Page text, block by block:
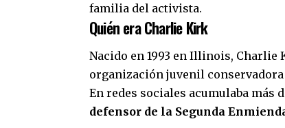
familia del activista.
Quién era Charlie Kirk
Nacido en 1993 en Illinois, Charlie
organización juvenil
En redes sociales acumulaba más
defensor de la Segunda